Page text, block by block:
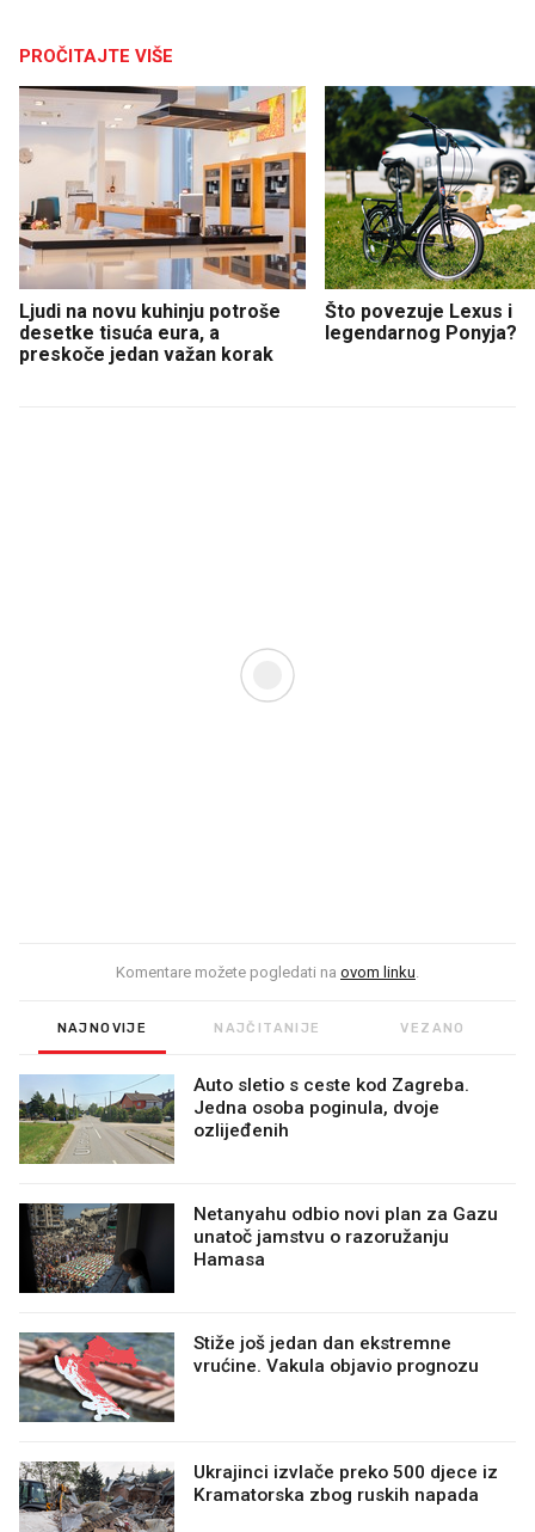
PROČITAJTE VIŠE
Ljudi na novu kuhinju potroše
desetke tisuća eura, a
preskoče jedan važan korak
Što povezuje Lexus i
legendarnog Ponyja?
Komentare možete pogledati na ovom linku.
NAJNOVIJE NAJČITANIJE VEZANO
Auto sletio s ceste kod Zagreba.
Jedna osoba poginula, dvoje
ozlijeđenih
Netanyahu odbio novi plan za Gazu
unatoč jamstvu o razoružanju
Hamasa
Stiže još jedan dan ekstremne
vrućine. Vakula objavio prognozu
Ukrajinci izvlače preko 500 djece iz
Kramatorska zbog ruskih napada